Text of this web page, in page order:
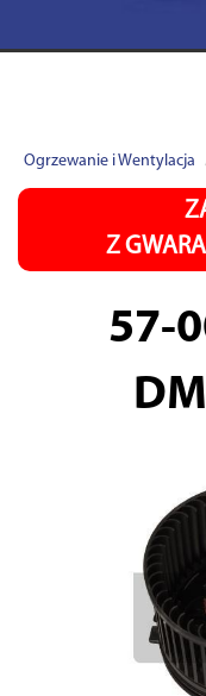
Ogrzewanie i Wentylacja
Z
57-